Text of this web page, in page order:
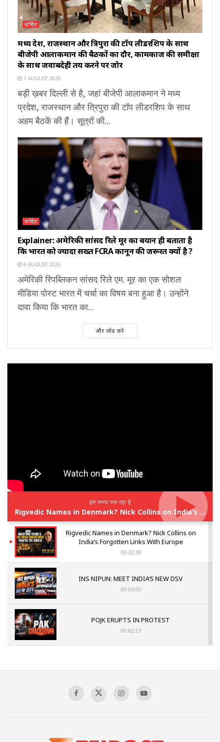
चर्चित
मध्य प्रदेश, राजस्थान और त्रिपुरा की टॉप लीडरशिप के साथ
बीजेपी आलाकमान की बैठकों का दौर, कामकाज की समीक्षा
के साथ जवाबदेही तय करने पर जोर
7 AUGUST 2026
बड़ी ख़बर दिल्ली से है, जहां बीजेपी आलाकमान ने मध्य
प्रदेश, राजस्थान और त्रिपुरा की टॉप लीडरशिप के साथ
अहम बैठकें की हैं। सूत्रों की...
चर्चित
Explainer: अमेरिकी सांसद रिले मूर का बयान ही बताता है
कि भारत को ज्यादा सख्त FCRA कानून की जरूरत क्यों है ?
6 AUGUST 2026
अमेरिकी रिपब्लिकन सांसद रिले एम. मूर का एक सोशल
मीडिया पोस्ट भारत में चर्चा का विषय बना हुआ है। उन्होंने
दावा किया कि भारत का...
और लोड करें
इस समय चल रहा है
Rigvedic Names in Denmark? Nick Collins on India’s Forgotten Links With Europe
Rigvedic Names in Denmark? Nick Collins on
India’s Forgotten Links With Europe
00:32:39
INS NIPUN: MEET INDIA’S NEW DSV
00:03:05
POJK ERUPTS IN PROTEST
00:02:53
Sagar